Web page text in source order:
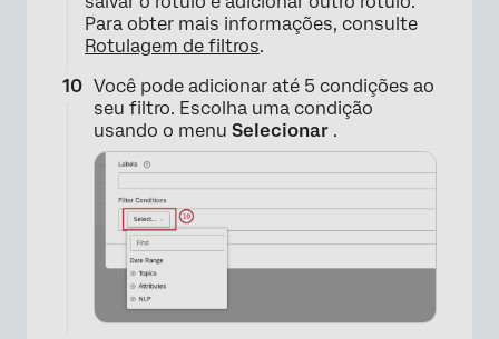
Para obter mais informações, consulte
Rotulagem de filtros.
Você pode adicionar até 5 condições ao
seu filtro. Escolha uma condição
usando o menu Selecionar .